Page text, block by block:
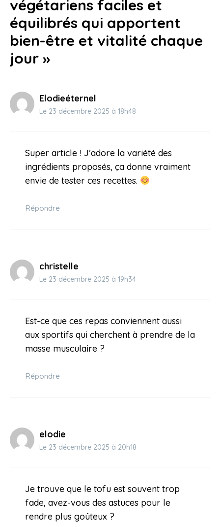
végétariens faciles et
équilibrés qui apportent
bien-être et vitalité chaque
jour »
Elodieéternel
Le 23 décembre 2025 à 18h48
Super article ! J’adore la variété des
ingrédients proposés, ça donne vraiment
envie de tester ces recettes.
Répondre
christelle
Le 23 décembre 2025 à 19h34
Est-ce que ces repas conviennent aussi
aux sportifs qui cherchent à prendre de la
masse musculaire ?
Répondre
elodie
Le 23 décembre 2025 à 20h18
Je trouve que le tofu est souvent trop
fade, avez-vous des astuces pour le
rendre plus goûteux ?